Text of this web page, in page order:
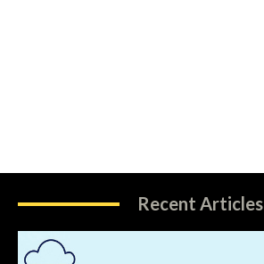
Recent Articles